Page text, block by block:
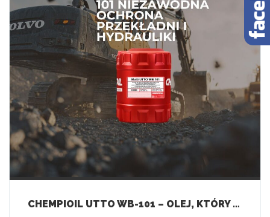
CHEMPIOIL UTTO WB-101 – OLEJ, KTÓRY OGARNIA CAŁĄ PRZEKŁADNIĘ!